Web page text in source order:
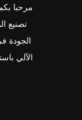
تصنيع
الجودة
الآلي